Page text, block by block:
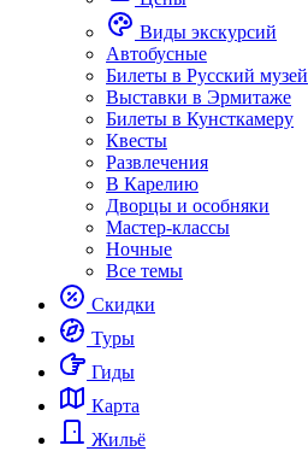
Виды экскурсий
Автобусные
Билеты в Русский музей
Выставки в Эрмитаже
Билеты в Кунсткамеру
Квесты
Развлечения
В Карелию
Дворцы и особняки
Мастер-классы
Ночные
Все темы
Скидки
Туры
Гиды
Карта
Жильё